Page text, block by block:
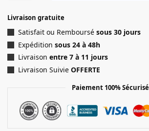
Livraison gratuite
Satisfait ou Remboursé sous 30 jours
Expédition sous 24 à 48h
Livraison entre 7 à 11 jours
Livraison Suivie OFFERTE
Paiement 100% Sécurisé